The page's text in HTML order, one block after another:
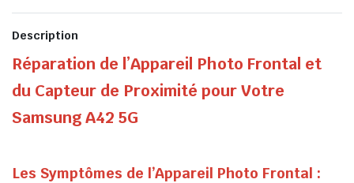
Description
Réparation de l’Appareil Photo Frontal et
du Capteur de Proximité pour Votre
Samsung A42 5G
Les Symptômes de l’Appareil Photo Frontal :